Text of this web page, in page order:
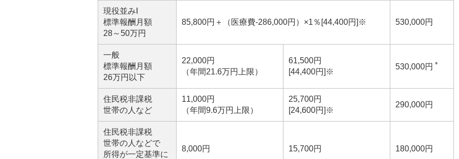
現役並みⅠ
標準報酬月額
28～50万円
85,800円＋（医療費-286,000円）×1％[44,400円]※ 530,000円
一般
標準報酬月額
26万円以下
22,000円
（年間21.6万円上限）
61,500円
[44,400円]※
530,000円 ＊
住民税非課税
世帯の人など
11,000円
（年間9.6万円上限）
25,700円
[24,600円]※
290,000円
住民税非課税
世帯の人などで
所得が一定基準に
8,000円 15,700円 180,000円